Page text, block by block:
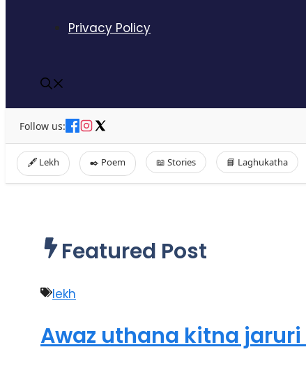
Privacy Policy
Follow us:
🖋️ Lekh ✒️ Poem 📖 Stories 📘 Laghukatha
Featured Post
lekh
Awaz uthana kitna jaruri